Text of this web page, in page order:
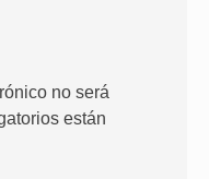
no será
están